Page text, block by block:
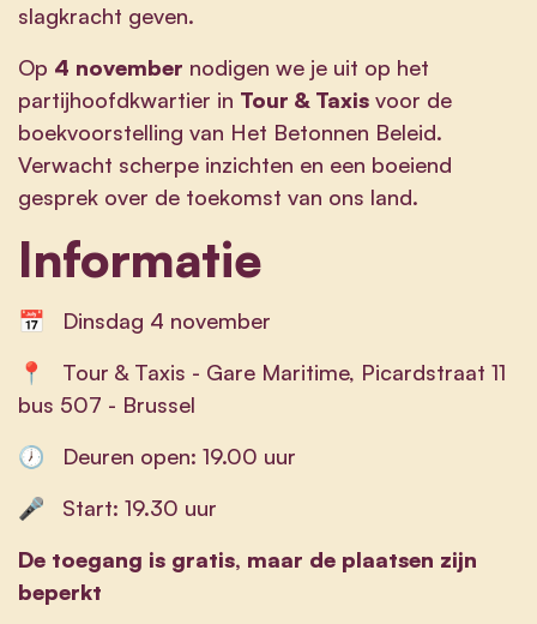
slagkracht geven.
Op 4 november nodigen we je uit op het
partijhoofdkwartier in Tour & Taxis voor de
boekvoorstelling van Het Betonnen Beleid.
Verwacht scherpe inzichten en een boeiend
gesprek over de toekomst van ons land.
Informatie
📅 Dinsdag 4 november
📍 Tour & Taxis - Gare Maritime, Picardstraat 11
bus 507 - Brussel
🕖 Deuren open: 19.00 uur
🎤 Start: 19.30 uur
De toegang is gratis, maar de plaatsen zijn
beperkt